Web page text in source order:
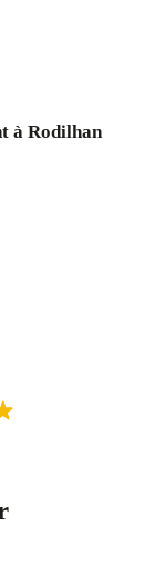
à Rodilhan